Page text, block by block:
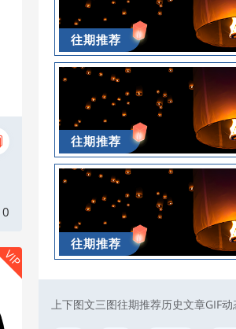
0
VIP
往期推荐
往期推荐
往期推荐
上下图文三图往期推荐历史文章GIF动